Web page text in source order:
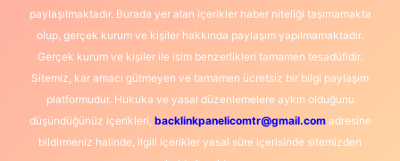
paylaşılmaktadır. Burada yer alan içerikler haber niteliği taşımamakta
olup, gerçek kurum ve kişiler hakkında paylaşım yapılmamaktadır.
Gerçek kurum ve kişiler ile isim benzerlikleri tamamen tesadüfidir.
Sitemiz, kar amacı gütmeyen ve tamamen ücretsiz bir bilgi paylaşım
platformudur. Hukuka ve yasal düzenlemelere aykırı olduğunu
düşündüğünüz içerikleri, backlinkpanelicomtr@gmail.comadresine
bildirmeniz halinde, ilgili içerikler yasal süre içerisinde sitemizden